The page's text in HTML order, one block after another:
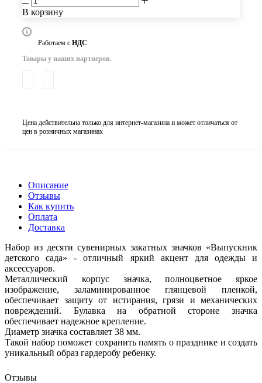
В корзину
Работаем с НДС
Товары у наших партнеров.
Цена действительна только для интернет-магазина и может отличаться от
цен в розничных магазинах
Описание
Отзывы
Как купить
Оплата
Доставка
Набор из десяти сувенирных закатных значков «Выпускник
детского сада» - отличный яркий акцент для одежды и
аксессуаров.
Металлический корпус значка, полноцветное яркое
изображение, заламинированное глянцевой пленкой,
обеспечивает защиту от истирания, грязи и механических
повреждений. Булавка на обратной стороне значка
обеспечивает надежное крепление.
Диаметр значка составляет 38 мм.
Такой набор поможет сохранить память о празднике и создать
уникальный образ гардеробу ребенку.
Отзывы